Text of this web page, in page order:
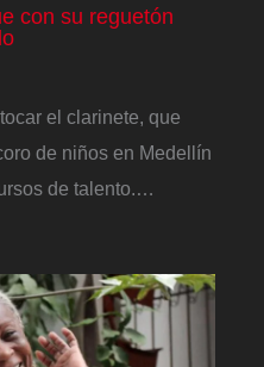
con su reguetón
el clarinete, que
de niños en Medellín
de talento.…